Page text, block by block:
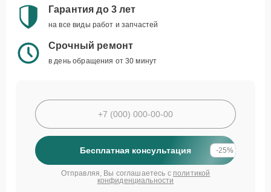
Гарантия до 3 лет
на все виды работ и запчастей
Срочный ремонт
в день обращения от 30 минут
Бесплатная консультация -25%
Отправляя, Вы соглашаетесь с политикой
конфиденциальности